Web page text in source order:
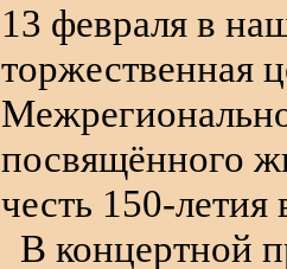
13 февраля в
торжественная
посвящённого
честь 150-летия
В концертной